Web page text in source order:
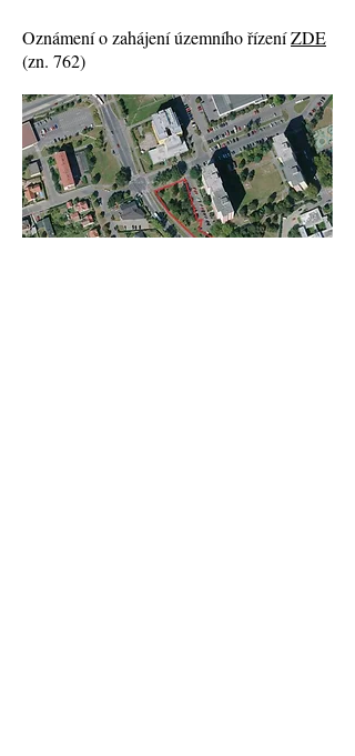
Oznámení o zahájení územního řízeníZDE
(zn. 762)